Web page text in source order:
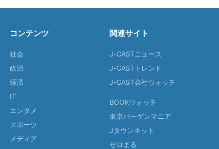
コンテンツ
社会
政治
経済
IT
エンタメ
スポーツ
メディア
関連サイト
J-CASTニュース
J-CASTトレンド
J-CAST会社ウォッチ
BOOKウォッチ
東京バーゲンマニア
Jタウンネット
ゼロまる